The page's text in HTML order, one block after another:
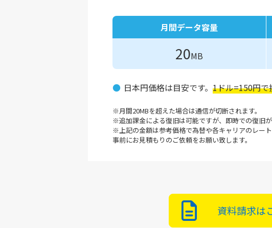
月間データ容量
20MB
日本円価格は目安です。 1ドル=150円で
月間20MBを超えた場合は通信が切断されます。
追加課金による復旧は可能ですが、即時での復旧
上記の金額は参考価格で為替や各キャリアのレー
事前にお見積もりのご依頼をお願い致します。
資料請求は